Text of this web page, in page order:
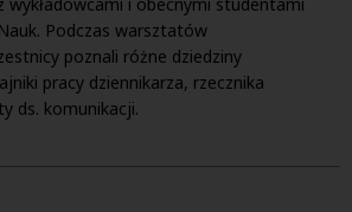
Podczas warsztatów
poznali różne dziedziny
pracy dziennikarza, rzecznika
ds. komunikacji.